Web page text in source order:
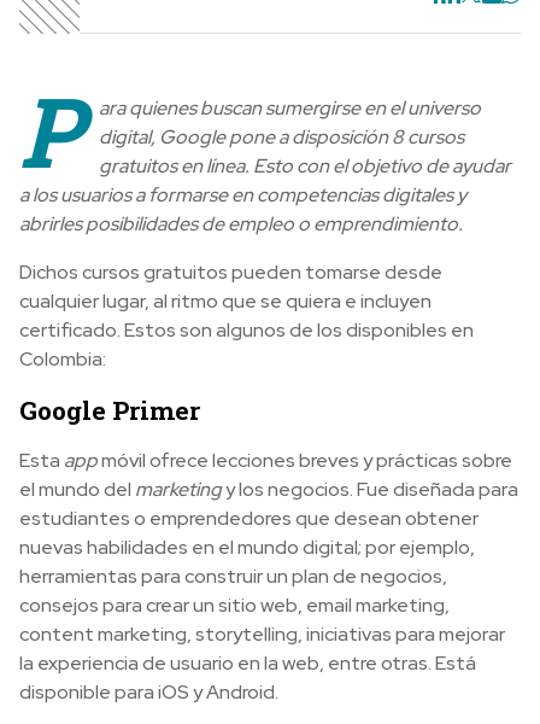
P
ara quienes buscan sumergirse en el universo
digital, Google pone a disposición 8 cursos
gratuitos en línea. Esto con el objetivo de ayudar
a los usuarios a formarse en competencias digitales y
abrirles posibilidades de empleo o emprendimiento.
Dichos cursos gratuitos pueden tomarse desde
cualquier lugar, al ritmo que se quiera e incluyen
certificado. Estos son algunos de los disponibles en
Colombia:
Google Primer
Esta appmóvil ofrece lecciones breves y prácticas sobre
el mundo del marketingy los negocios. Fue diseñada para
estudiantes o emprendedores que desean obtener
nuevas habilidades en el mundo digital; por ejemplo,
herramientas para construir un plan de negocios,
consejos para crear un sitio web, email marketing,
content marketing, storytelling, iniciativas para mejorar
la experiencia de usuario en la web, entre otras. Está
disponible para iOS y Android.